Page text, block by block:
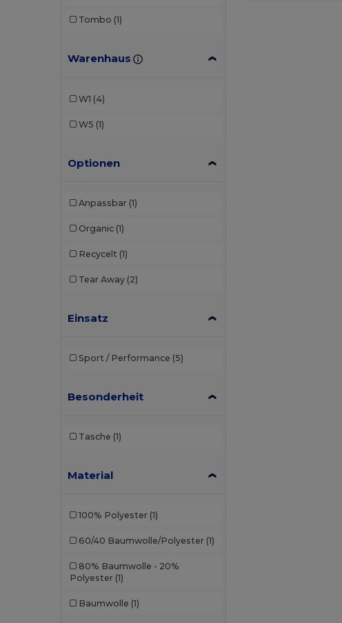
Tombo (1)
Warenhaus
W1 (4)
W5 (1)
Optionen
Anpassbar (1)
Organic (1)
Recycelt (1)
Tear Away (2)
Einsatz
Sport / Performance (5)
Besonderheit
Tasche (1)
Material
100% Polyester (1)
60/40 Baumwolle/Polyester (1)
80% Baumwolle - 20%
Polyester (1)
Baumwolle (1)